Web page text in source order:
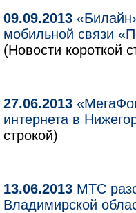
09.09.2013
мобильной связи
(Новости короткой
27.06.2013
интернета в
строкой)
13.06.2013 МТС
Владимирской